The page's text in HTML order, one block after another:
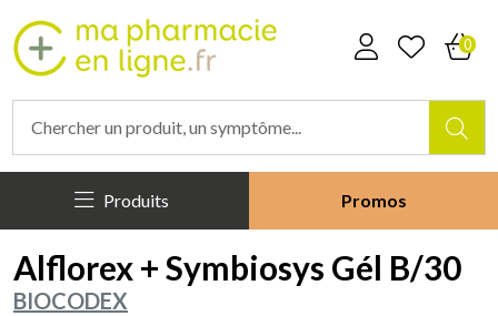
0
Produits Promos
Alflorex + Symbiosys Gél B/30
BIOCODEX